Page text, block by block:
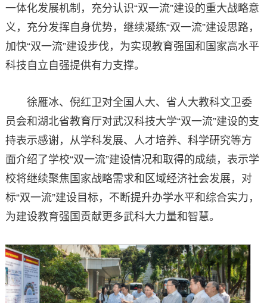
一体化发展机制，充分认识“双一流”建设的重大战略意
义，充分发挥自身优势，继续凝练“双一流”建设思路，
加快“双一流”建设步伐，为实现教育强国和国家高水平
科技自立自强提供有力支撑。
徐雁冰、倪红卫对全国人大、省人大教科文卫委
员会和湖北省教育厅对武汉科技大学“双一流”建设的支
持表示感谢，从学科发展、人才培养、科学研究等方
面介绍了学校“双一流”建设情况和取得的成绩，表示学
校将继续聚焦国家战略需求和区域经济社会发展，对
标“双一流”建设目标，不断提升办学水平和综合实力，
为建设教育强国贡献更多武科大力量和智慧。